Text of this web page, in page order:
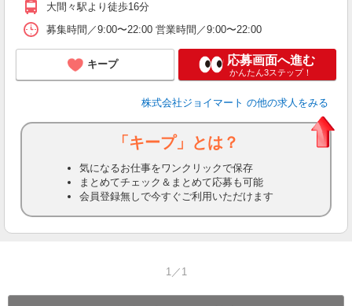
大間々駅より徒歩16分
募集時間／9:00〜22:00 営業時間／9:00〜22:00
キープ 応募画面へ進む
かんたん3ステップ！
株式会社ジョイマート の他の求人をみる
「キープ」とは？
気になるお仕事をワンクリックで保存
まとめてチェック＆まとめて応募も可能
会員登録無しで今すぐご利用いただけます
1／1